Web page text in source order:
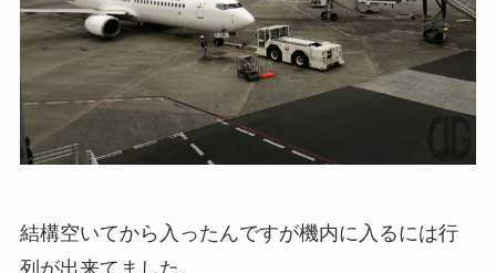
結構空いてから入ったんですが機内に入るには行
列が出来てました。